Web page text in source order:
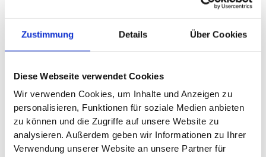
Zustimmung Details Über Cookies
Diese Webseite verwendet Cookies
Wir verwenden Cookies, um Inhalte und Anzeigen zu
personalisieren, Funktionen für soziale Medien anbieten
zu können und die Zugriffe auf unsere Website zu
analysieren. Außerdem geben wir Informationen zu Ihrer
Verwendung unserer Website an unsere Partner für
OECDwird
gehen. Schon heute fehlen 1,2 Millionen Ärzt:innen, Pflegende
und Hebammen in Europa. DieWHO
warnt sogar vor einem
weltweiten Mangel von 11 Millionen Gesundheitsfachkräften
wächst, während die verfügbare medizinische und
therapeutische Kapazität sinkt. Effizienzsteigerungen und
digitale Unterstützung werden daher zu entscheidenden
Faktoren, um Fachkräfte zu entlasten und ihnen mehr Zeit für
die eigentliche Behandlung zu geben.